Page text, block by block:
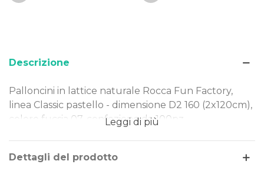
Descrizione
Palloncini in lattice naturale Rocca Fun Factory,
linea Classic pastello - dimensione D2 160 (2x120cm),
colore fucsia 07, confezione da 100pz.
Dimensione: D2 160 (2x120cm)
Tipo Colore: pastello
Leggi di più
Dettagli del prodotto